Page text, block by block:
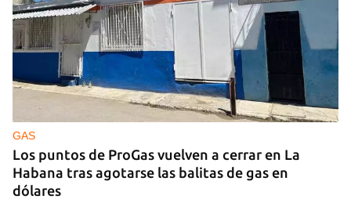
CUBA Y LA NOCHE
¿Para qué sirve la distopía?
GAS
Los puntos de ProGas vuelven a cerrar en La
Habana tras agotarse las balitas de gas en
dólares